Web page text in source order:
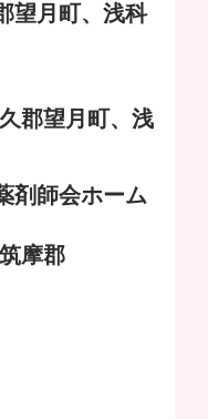
望月町、浅科
郡望月町、浅
師会ホーム
摩郡